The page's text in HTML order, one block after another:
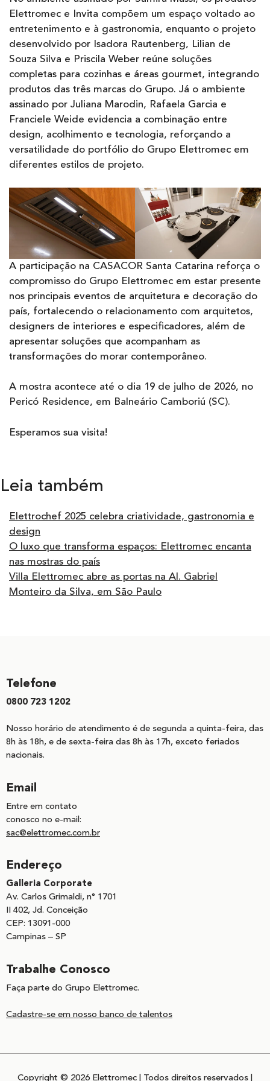
Elettromec e Invita compõem um espaço voltado ao
entretenimento e à gastronomia, enquanto o projeto
desenvolvido por Isadora Rautenberg, Lilian de
Souza Silva e Priscila Weber reúne soluções
completas para cozinhas e áreas gourmet, integrando
produtos das três marcas do Grupo. Já o ambiente
assinado por Juliana Marodin, Rafaela Garcia e
Franciele Weide evidencia a combinação entre
design, acolhimento e tecnologia, reforçando a
versatilidade do portfólio do Grupo Elettromec em
diferentes estilos de projeto.
A participação na CASACOR Santa Catarina reforça o
compromisso do Grupo Elettromec em estar presente
nos principais eventos de arquitetura e decoração do
país, fortalecendo o relacionamento com arquitetos,
designers de interiores e especificadores, além de
apresentar soluções que acompanham as
transformações do morar contemporâneo.
A mostra acontece até o dia 19 de julho de 2026, no
Pericó Residence, em Balneário Camboriú (SC).
Esperamos sua visita!
Leia também
Elettrochef 2025 celebra criatividade, gastronomia e
design
O luxo que transforma espaços: Elettromec encanta
nas mostras do país
Villa Elettromec abre as portas na Al. Gabriel
Monteiro da Silva, em São Paulo
Telefone
0800 723 1202
Nosso horário de atendimento é de segunda a quinta-feira, das
8h às 18h, e de sexta-feira das 8h às 17h, exceto feriados
nacionais.
Email
Entre em contato
conosco no e-mail:
sac@elettromec.com.br
Endereço
Galleria Corporate
Av. Carlos Grimaldi, n° 1701
II 402, Jd. Conceição
CEP: 13091-000
Campinas – SP
Trabalhe Conosco
Faça parte do Grupo Elettromec.
Cadastre-se em nosso banco de talentos
Copyright © 2026 Elettromec | Todos direitos reservados |